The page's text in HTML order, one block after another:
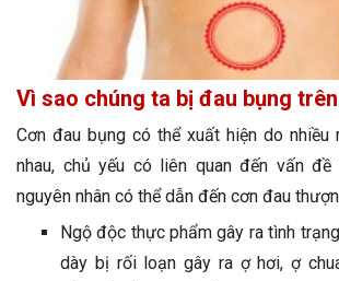
Vì sao chúng ta bị đau bụng
Cơn đau bụng có thể xuất hiện do nhiều
nhau, chủ yếu có liên quan đến vấn
nguyên nhân có thể dẫn đến cơn đau
Ngộ độc thực phẩm gây ra tình
dày bị rối loạn gây ra ợ hơi, ợ